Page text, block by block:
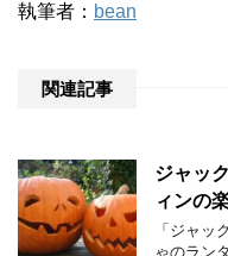
執筆者： bean
関連記事
ジャッ
ィンの
「ジャッ
ゃのラン